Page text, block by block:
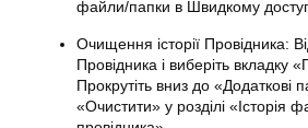
файли/папки в Швидкому
Очищення історії Провідника:
Провідника і виберіть вкладку
Прокрутіть вниз до «Додаткові
«Очистити» у розділі «Історія